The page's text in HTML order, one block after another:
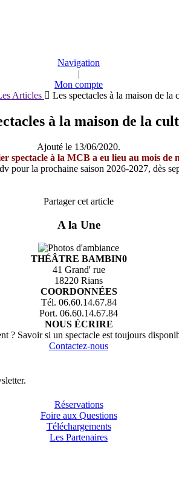
Navigation
|
Mon compte
Articles Les spectacles à la maison de la
à la maison de la
Ajouté le 13/06/2020.
spectacle à la MCB a eu lieu au mois de
pour la prochaine saison 2026-2027, dès
Partager cet article
A la Une
THÉÂTRE BAMBIN0
41 Grand' rue
18220 Rians
COORDONNÉES
Tél. 06.60.14.67.84
Port. 06.60.14.67.84
NOUS ÉCRIRE
? Savoir si un spectacle est toujours
Contactez-nous
Réservations
Foire aux Questions
Téléchargements
Les Partenaires